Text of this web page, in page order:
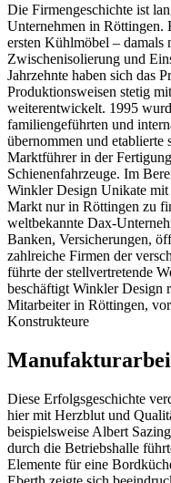
Die Firmengeschichte ist
Unternehmen in Röttingen.
ersten Kühlmöbel –
Zwischenisolierung und
Jahrzehnte haben sich das
Produktionsweisen stetig
weiterentwickelt. 1995
familiengeführten und
übernommen und etablierte
Marktführer in der
Schienenfahrzeuge. Im
Winkler Design Unikate mit
Markt nur in Röttingen zu
weltbekannte Dax-
Banken, Versicherungen,
zahlreiche Firmen der
führte der stellvertretende
beschäftigt Winkler Design
Mitarbeiter in Röttingen,
Konstrukteure
Diese Erfolgsgeschichte
hier mit Herzblut und
beispielsweise Albert
durch die Betriebshalle
Elemente für eine